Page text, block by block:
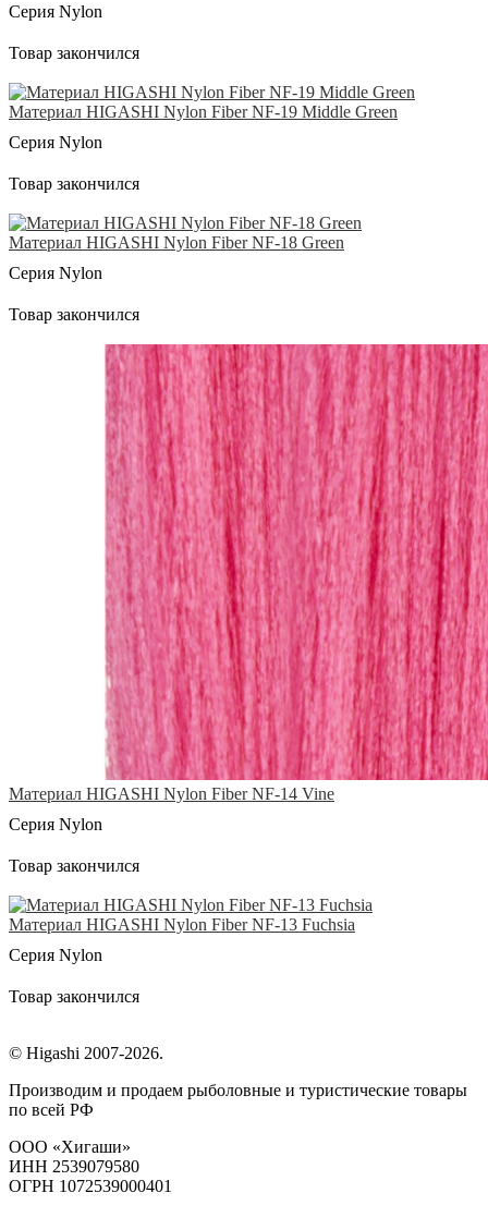
Серия Nylon
Товар закончился
Материал HIGASHI Nylon Fiber NF-19 Middle Green
Серия Nylon
Товар закончился
Материал HIGASHI Nylon Fiber NF-18 Green
Серия Nylon
Товар закончился
Материал HIGASHI Nylon Fiber NF-14 Vine
Серия Nylon
Товар закончился
Материал HIGASHI Nylon Fiber NF-13 Fuchsia
Серия Nylon
Товар закончился
© Higashi 2007-2026.
Производим и продаем рыболовные и туристические товары
по всей РФ
ООО «Хигаши»
ИНН 2539079580
ОГРН 1072539000401